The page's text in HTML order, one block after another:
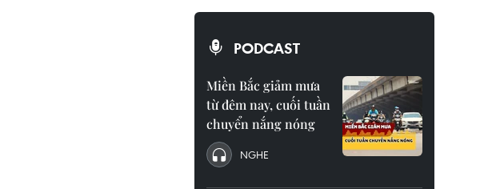
PODCAST
Miền Bắc giảm mưa
từ đêm nay, cuối tuần
chuyển nắng nóng
NGHE